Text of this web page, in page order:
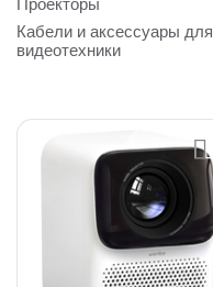
Проекторы
Кабели и аксессуары для
видеотехники